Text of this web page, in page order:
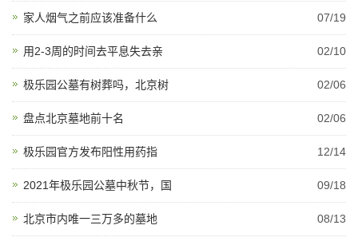
家人烟气之前应该准备什么 07/19
用2-3周的时间去平息失去亲 02/10
极乐园公墓有树葬吗，北京树 02/06
盘点北京墓地前十名 02/06
极乐园官方发布阳性用药指 12/14
2021年极乐园公墓中秋节，国 09/18
北京市内唯一三万多的墓地 08/13